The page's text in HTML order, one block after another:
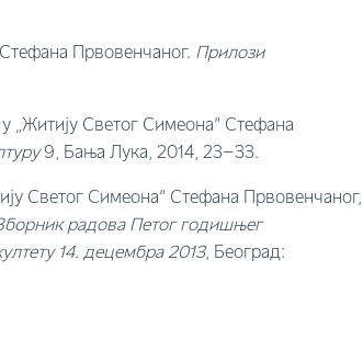
Првовенчаног. Прилози
„Житију Светог Симеона” Стефана
9, Бања Лука, 2014, 23–33.
Светог Симеона” Стефана Првовенчаног,
радова Петог годишњег
14. децембра 2013, Београд: